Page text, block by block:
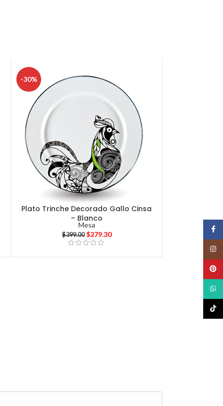
-30%
Plato Trinche Decorado Gallo Cinsa
– Blanco
Mesa
$399.00 $279.30